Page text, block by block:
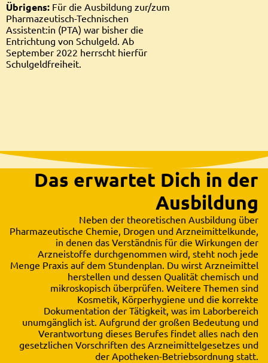
Übrigens: Für die Ausbildung zur/zum
Pharmazeutisch-Technischen
Assistent:in (PTA) war bisher die
Entrichtung von Schulgeld. Ab
September 2022 herrscht hierfür
Schulgeldfreiheit.
Das erwartet Dich in der
Ausbildung
Neben der theoretischen Ausbildung über
Pharmazeutische Chemie, Drogen und Arzneimittelkunde,
in denen das Verständnis für die Wirkungen der
Arzneistoffe durchgenommen wird, steht noch jede
Menge Praxis auf dem Stundenplan. Du wirst Arzneimittel
herstellen und dessen Qualität chemisch und
mikroskopisch überprüfen. Weitere Themen sind
Kosmetik, Körperhygiene und die korrekte
Dokumentation der Tätigkeit, was im Laborbereich
unumgänglich ist. Aufgrund der großen Bedeutung und
Verantwortung dieses Berufes findet alles nach den
gesetzlichen Vorschriften des Arzneimittelgesetzes und
der Apotheken-Betriebsordnung statt.